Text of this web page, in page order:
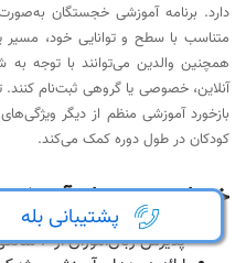
دارد. برنامه آموزشی خجستگان
متناسب با سطح و توانایی خود، مسیر
همچنین والدین می‌توانند با توجه
آنلاین، خصوصی یا گروهی ثبت‌نام کنند.
بازخورد آموزشی منظم از دیگر
کودکان در طول دوره کمک می‌کند.
خدمات و دوره‌های آموزش
پذیرش زبان‌آموزان از 4 سالگی به بالا
پشتیبانی بله